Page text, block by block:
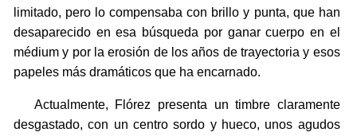
limitado, pero lo compensaba con brillo y punta, que han
desaparecido en esa búsqueda por ganar cuerpo en el
médium y por la erosión de los años de trayectoria y esos
papeles más dramáticos que ha encarnado.
Actualmente, Flórez presenta un timbre claramente
desgastado, con un centro sordo y hueco, unos agudos